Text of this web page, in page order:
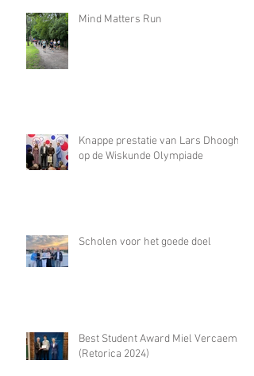
Mind Matters Run
Knappe prestatie van Lars Dhooghe
op de Wiskunde Olympiade
Scholen voor het goede doel
Best Student Award Miel Vercaemst
(Retorica 2024)